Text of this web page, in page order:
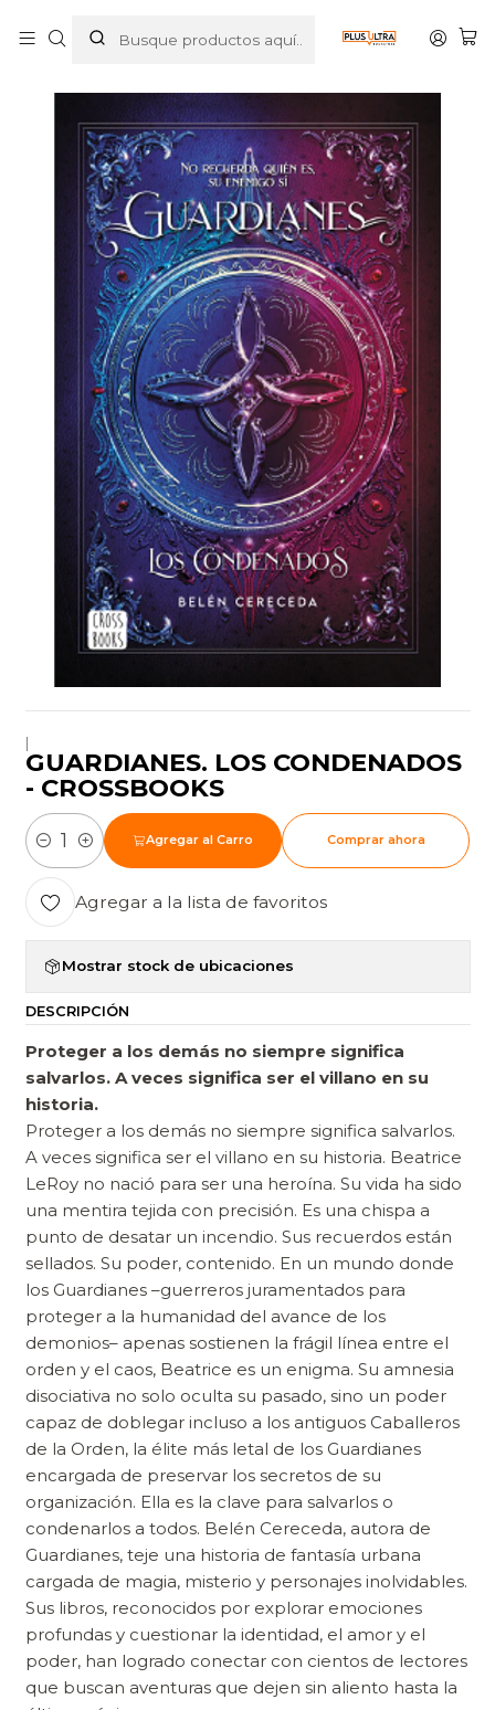
GUARDIANES. LOS CONDENADOS - CROSSBOOKS
|
GUARDIANES. LOS CONDENADOS
- CROSSBOOKS
Cantidad
Agregar al Carro Comprar ahora
Agregar a la lista de favoritos
Mostrar stock de ubicaciones
DESCRIPCIÓN
Proteger a los demás no siempre significa
salvarlos. A veces significa ser el villano en su
historia.
Proteger a los demás no siempre significa salvarlos.
A veces significa ser el villano en su historia. Beatrice
LeRoy no nació para ser una heroína. Su vida ha sido
una mentira tejida con precisión. Es una chispa a
punto de desatar un incendio. Sus recuerdos están
sellados. Su poder, contenido. En un mundo donde
los Guardianes –guerreros juramentados para
proteger a la humanidad del avance de los
demonios– apenas sostienen la frágil línea entre el
orden y el caos, Beatrice es un enigma. Su amnesia
disociativa no solo oculta su pasado, sino un poder
capaz de doblegar incluso a los antiguos Caballeros
de la Orden, la élite más letal de los Guardianes
encargada de preservar los secretos de su
organización. Ella es la clave para salvarlos o
condenarlos a todos. Belén Cereceda, autora de
Guardianes, teje una historia de fantasía urbana
cargada de magia, misterio y personajes inolvidables.
Sus libros, reconocidos por explorar emociones
profundas y cuestionar la identidad, el amor y el
poder, han logrado conectar con cientos de lectores
que buscan aventuras que dejen sin aliento hasta la